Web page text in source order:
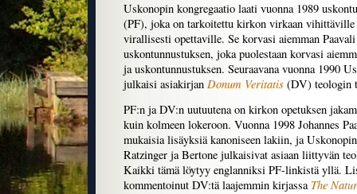
Uskonopin kongregaatio laati vuonna 1989
(PF), joka on tarkoitettu kirkon virkaan
virallisesti opettaville. Se korvasi aiemman
uskontunnustuksen, joka puolestaan korvasi
ja uskontunnustuksen. Seuraavana vuonna 1990
julkaisi asiakirjan Donum Veritatis (DV) teologin
PF:n ja DV:n uutuutena on kirkon opetuksen
kuin kolmeen lokeroon. Vuonna 1998 Johannes
mukaisia lisäyksiä kanoniseen lakiin, ja
Ratzinger ja Bertone julkaisivat asiaan liittyvän
Kaikki tämä löytyy englanniksi PF-linkistä yllä.
kommentoinut DV:tä laajemmin kirjassa The